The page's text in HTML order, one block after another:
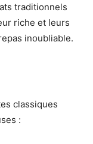
traditionnels
riche et leurs
inoubliable.
classiques
: